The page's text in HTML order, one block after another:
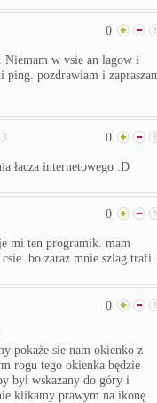
0
Niemam w vsie an lagow i
pozdrawiam i
0
łacza internetowego :D
0
mi ten programik. mam
bo zaraz mnie szlag trafi.
0
pokaże sie nam okienko z
rogu tego okienka będzie
był wskazany do góry i
klikamy prawym na ikonę